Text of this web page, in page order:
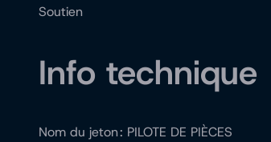
Soutien
Info technique
Nom du jeton : PILOTE DE PIÈCES